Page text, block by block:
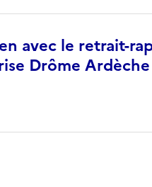
avec le retrait-
Drôme